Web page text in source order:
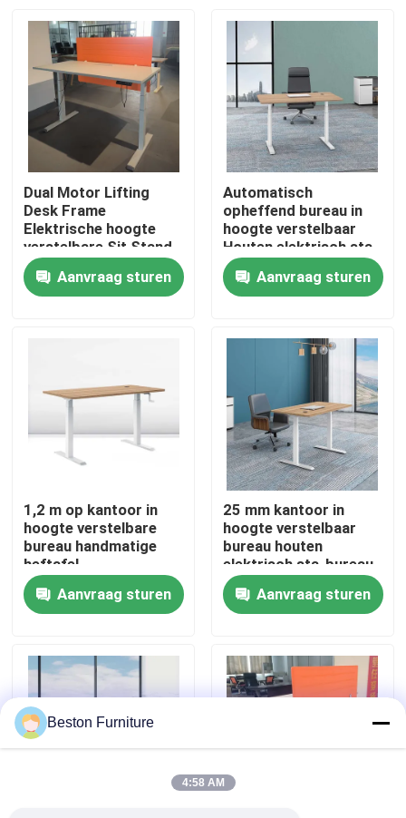
Thuis
Over ons
Fabriekstocht
Kwaliteitscontrole
Neem contact met ons op
Gevallen
Blog
Dual Motor Lifting
Desk Frame
Elektrische hoogte
verstelbare Sit Stand
Desk
Aanvraag sturen
Automatisch
opheffend bureau in
hoogte verstelbaar
Houten elektrisch sta-
liftbureau
Aanvraag sturen
1,2 m op kantoor in
hoogte verstelbare
bureau handmatige
heftafel
Aanvraag sturen
25 mm kantoor in
hoogte verstelbaar
bureau houten
elektrisch sta-bureau
Aanvraag sturen
Beston Furniture
4:58 AM